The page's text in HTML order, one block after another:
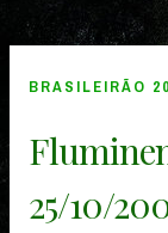
BRASILEIRÃO
25/10/